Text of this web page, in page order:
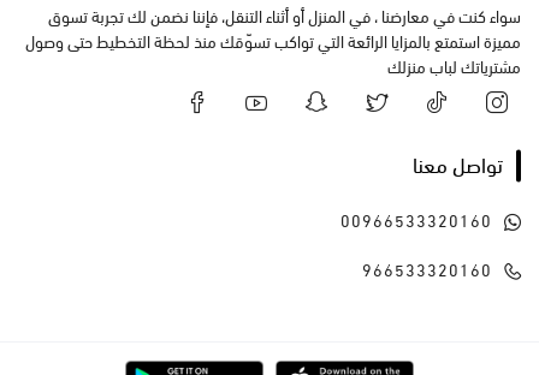
سواء كنت في معارضنا ، في المنزل أو أثناء التنقل، فإننا نضمن لك تجربة تسوق
مميزة استمتع بالمزايا الرائعة التي تواكب تسوّقك منذ لحظة التخطيط حتى وصول
مشترياتك لباب منزلك
تواصل معنا
00966533320160
966533320160